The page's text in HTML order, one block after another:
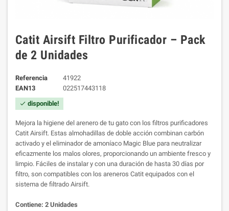
Catit Airsift Filtro Purificador – Pack
de 2 Unidades
Referencia
41922
EAN13
022517443118
check disponible!
Mejora la higiene del arenero de tu gato con los filtros purificadores
Catit Airsift. Estas almohadillas de doble acción combinan carbón
activado y el eliminador de amoníaco Magic Blue para neutralizar
eficazmente los malos olores, proporcionando un ambiente fresco y
limpio. Fáciles de instalar y con una duración de hasta 30 días por
filtro, son compatibles con los areneros Catit equipados con el
sistema de filtrado Airsift.
Contiene: 2 Unidades